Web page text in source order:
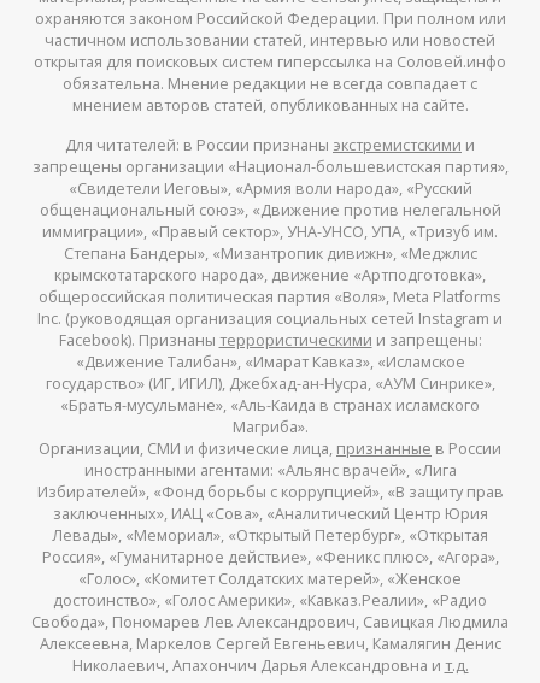
охраняются законом Российской Федерации. При полном или
частичном использовании статей, интервью или новостей
открытая для поисковых систем гиперссылка на Соловей.инфо
обязательна. Мнение редакции не всегда совпадает с
мнением авторов статей, опубликованных на сайте.
Для читателей: в России признаны экстремистскими и
запрещены организации «Национал-большевистская партия»,
«Свидетели Иеговы», «Армия воли народа», «Русский
общенациональный союз», «Движение против нелегальной
иммиграции», «Правый сектор», УНА-УНСО, УПА, «Тризуб им.
Степана Бандеры», «Мизантропик дивижн», «Меджлис
крымскотатарского народа», движение «Артподготовка»,
общероссийская политическая партия «Воля», Meta Platforms
Inc. (руководящая организация социальных сетей Instagram и
Facebook). Признаны террористическими и запрещены:
«Движение Талибан», «Имарат Кавказ», «Исламское
государство» (ИГ, ИГИЛ), Джебхад-ан-Нусра, «АУМ Синрике»,
«Братья-мусульмане», «Аль-Каида в странах исламского
Магриба».
Организации, СМИ и физические лица, признанные в России
иностранными агентами: «Альянс врачей», «Лига
Избирателей», «Фонд борьбы с коррупцией», «В защиту прав
заключенных», ИАЦ «Сова», «Аналитический Центр Юрия
Левады», «Мемориал», «Открытый Петербург», «Открытая
Россия», «Гуманитарное действие», «Феникс плюс», «Агора»,
«Голос», «Комитет Солдатских матерей», «Женское
достоинство», «Голос Америки», «Кавказ.Реалии», «Радио
Свобода», Пономарев Лев Александрович, Савицкая Людмила
Алексеевна, Маркелов Сергей Евгеньевич, Камалягин Денис
Николаевич, Апахончич Дарья Александровна и т.д.